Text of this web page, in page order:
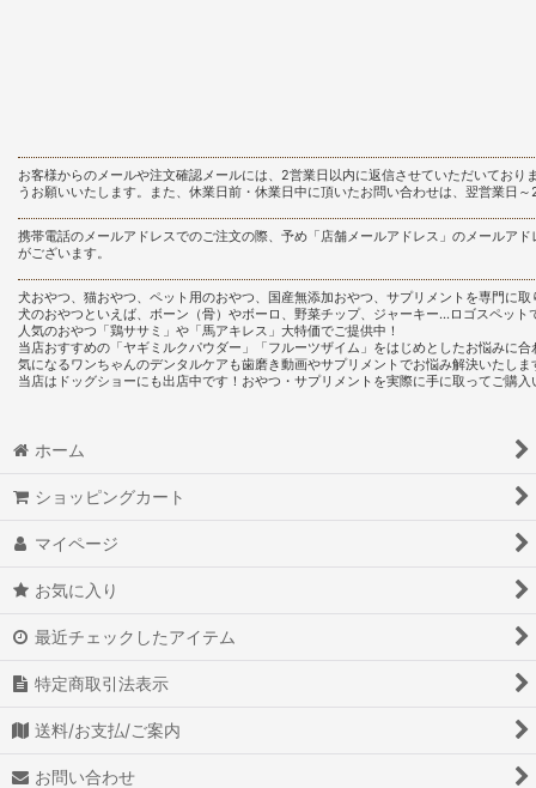
お客様からのメールや注文確認メールには、2営業日以内に返信させていただいてお
うお願いいたします。また、休業日前・休業日中に頂いたお問い合わせは、翌営業日
携帯電話のメールアドレスでのご注文の際、予め「店舗メールアドレス」のメールア
がございます。
犬おやつ、猫おやつ、ペット用のおやつ、国産無添加おやつ、サプリメントを専門に
犬のおやつといえば、ボーン（骨）やボーロ、野菜チップ、ジャーキー…ロゴスペッ
人気のおやつ「鶏ササミ」や「馬アキレス」大特価でご提供中！
当店おすすめの「ヤギミルクパウダー」「フルーツザイム」をはじめとしたお悩みに
気になるワンちゃんのデンタルケアも歯磨き動画やサプリメントでお悩み解決いたしま
当店はドッグショーにも出店中です！おやつ・サプリメントを実際に手に取ってご購
ホーム
ショッピングカート
マイページ
お気に入り
最近チェックしたアイテム
特定商取引法表示
送料/お支払/ご案内
お問い合わせ